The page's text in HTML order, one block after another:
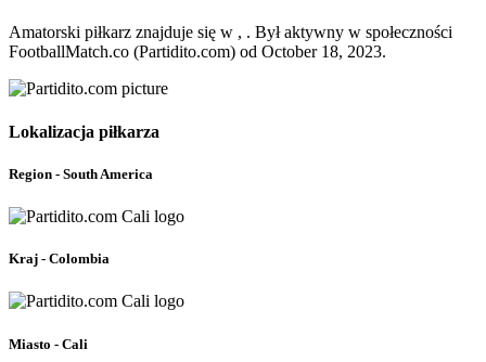
Amatorski piłkarz znajduje się w , . Był aktywny w społeczności
FootballMatch.co (Partidito.com) od October 18, 2023.
Lokalizacja piłkarza
Region - South America
Kraj - Colombia
Miasto - Cali